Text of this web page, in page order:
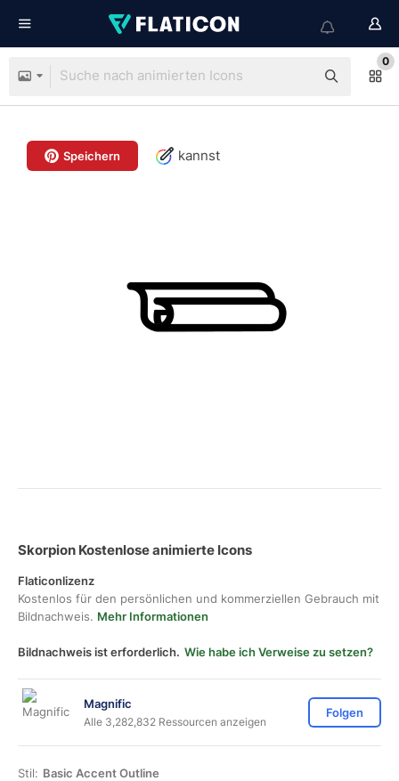
0
Speichern kannst
Skorpion Kostenlose animierte Icons
Flaticonlizenz
Kostenlos für den persönlichen und kommerziellen Gebrauch mit
Bildnachweis. Mehr Informationen
Bildnachweis ist erforderlich. Wie habe ich Verweise zu setzen?
Magnific
Alle 3,282,832 Ressourcen anzeigen
Folgen
Stil: Basic Accent Outline